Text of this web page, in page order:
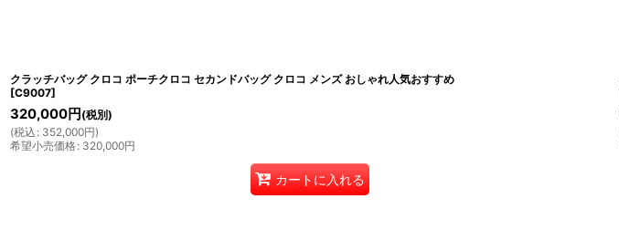
クラッチバッグ クロコ ポーチクロコ セカンドバッグ クロコ メンズ おしゃれ人気おすすめ
[C9007]
320,000円 (税別)
(税込 : 352,000円)
希望小売価格: 320,000円
カートに入れる